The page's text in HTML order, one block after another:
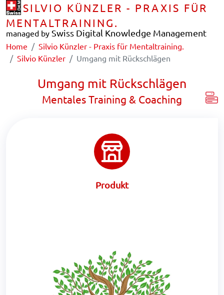
SILVIO KÜNZLER - PRAXIS FÜR
MENTALTRAINING.
managed by Swiss Digital Knowledge Management
Home
Silvio Künzler - Praxis für Mentaltraining.
Silvio Künzler
Umgang mit Rückschlägen
Umgang mit Rückschlägen
Mentales Training & Coaching
Produkt